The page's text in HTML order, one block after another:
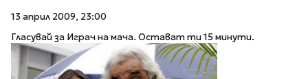
13 април 2009, 23:00
Гласувай за Играч на мача. Остават ти 15 минути.